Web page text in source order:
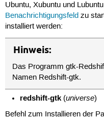
Ubuntu, Xubuntu und
Benachrichtigungsfeldzu
installiert werden:
Hinweis:
Das Programm gtk-
Namen Redshift-gtk.
redshift-gtk(universe)
Befehl zum Installieren der